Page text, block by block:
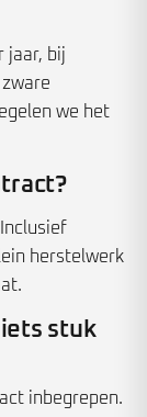
jaar, bij
we het
herstelwerk
stuk
inbegrepen.